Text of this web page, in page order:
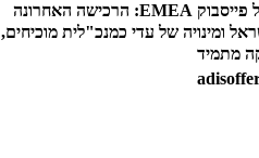
דייגו אוליבה, המנהל האזורי של פייסבוק EMEA: הרכישה האחרונה
ומינויה של עדי כמנכ"לית מוכיחים,
מתמיד